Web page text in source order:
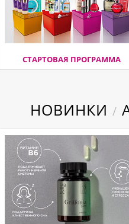
СТАРТОВАЯ ПРОГРАММА
НОВИНКИ /